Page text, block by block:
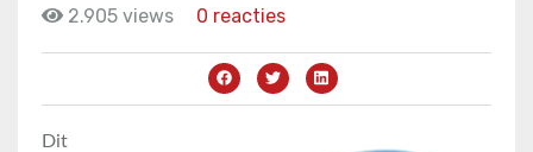
2.905 views
0 reacties
Dit